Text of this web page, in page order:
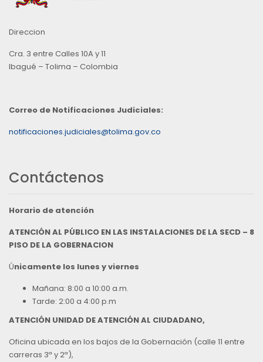
Direccion
Cra. 3 entre Calles 10A y 11
Ibagué – Tolima – Colombia
Correo de Notificaciones Judiciales:
notificaciones.judiciales@tolima.gov.co
Contáctenos
Horario de atención
ATENCIÓN AL PÚBLICO EN LAS INSTALACIONES DE LA SECD – 8
PISO DE LA GOBERNACION
Únicamente los lunes y viernes
Mañana: 8:00 a 10:00 a.m.
Tarde: 2:00 a 4:00 p.m
ATENCIÓN UNIDAD DE ATENCIÓN AL CIUDADANO,
Oficina ubicada en los bajos de la Gobernación (calle 11 entre
carreras 3ª y 2ª),